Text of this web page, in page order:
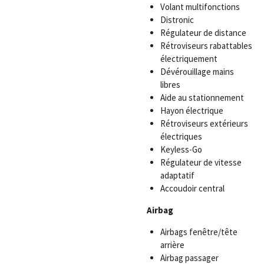
Volant multifonctions
Distronic
Régulateur de distance
Rétroviseurs rabattables
électriquement
Dévérouillage mains
libres
Aide au stationnement
Hayon électrique
Rétroviseurs extérieurs
électriques
Keyless-Go
Régulateur de vitesse
adaptatif
Accoudoir central
Airbag
Airbags fenêtre/tête
arrière
Airbag passager